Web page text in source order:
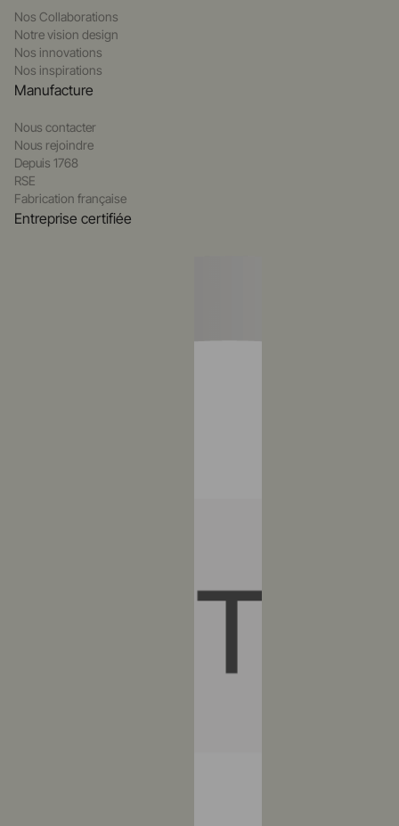
Nos Collaborations
Notre vision design
Nos innovations
Nos inspirations
Manufacture
Nous contacter
Nous rejoindre
Depuis 1768
RSE
Fabrication française
Entreprise certifiée